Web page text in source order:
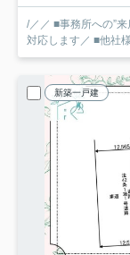
/／／ ■事務所への”
対応します／ ■他社
新築一戸建